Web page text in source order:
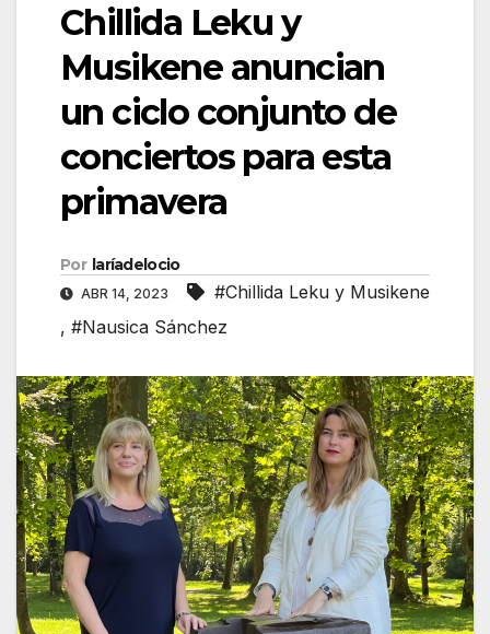
Chillida Leku y
Musikene anuncian
un ciclo conjunto de
conciertos para esta
primavera
Por laríadelocio
ABR 14, 2023
#Chillida Leku y Musikene
, #Nausica Sánchez